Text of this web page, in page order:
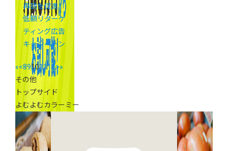
再訪を促進！
低額リターゲ
ティング広告
キャンペーン
«<89101112>»
その他
トップサイド
よむよむカラーミー